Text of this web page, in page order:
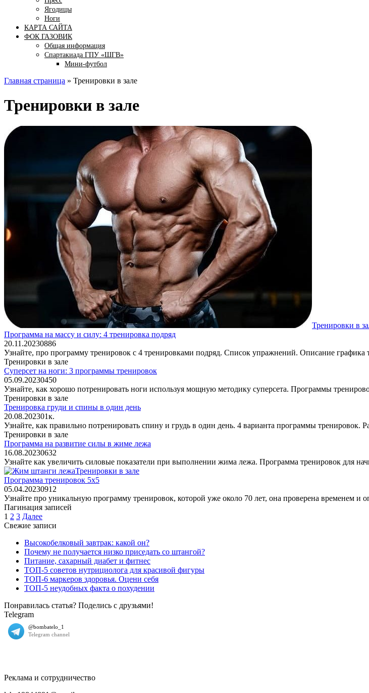
Ягодицы
Ноги
КАРТА САЙТА
ФОК ГАЗОВИК
Общая информация
Спартакиада ГПУ «ШГВ»
Мини-футбол
Главная страница » Тренировки в зале
Тренировки в зале
Тренировки в
Программа на массу и силу: 4 тренировка подряд
20.11.20230886
Узнайте, про программу тренировок с 4 тренировками подряд. Список упражнений. Описание графика
Тренировки в зале
Суперсет на ноги: 3 программы тренировок
05.09.20230450
Узнайте, как хорошо потренировать ноги используя мощную методику суперсета. Программы
Тренировки в зале
Тренировка груди и спины в один день
20.08.202301к.
Узнайте, как правильно потренировать спину и грудь в один день. 4 варианта программы тренировок.
Тренировки в зале
Программа на развитие силы в жиме лежа
16.08.20230632
Узнайте как увеличить силовые показатели при выполнении жима лежа. Программа тренировок для
Тренировки в зале
Программа тренировок 5х5
05.04.20230912
Узнайте про уникальную программу тренировок, которой уже около 70 лет, она проверена временем и
Пагинация записей
1 2 3 Далее
Свежие записи
Высокобелковый завтрак: какой он?
Почему не получается низко приседать со штангой?
Питание, сахарный диабет и фитнес
ТОП-5 советов нутрициолога для красивой фигуры
ТОП-6 маркеров здоровья. Оцени себя
ТОП-5 неудобных факта о похудении
Понравилась статья? Поделись с друзьями!
Telegram
Реклама и сотрудничество